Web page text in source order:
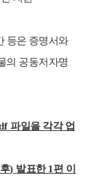
등은 증명서와
의 공동저자명
파일을 각각 업
) 발표한1편 이